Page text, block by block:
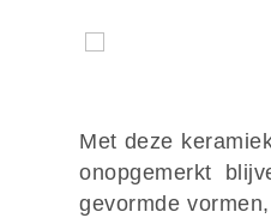
Met deze
onopgemerkt
gevormde